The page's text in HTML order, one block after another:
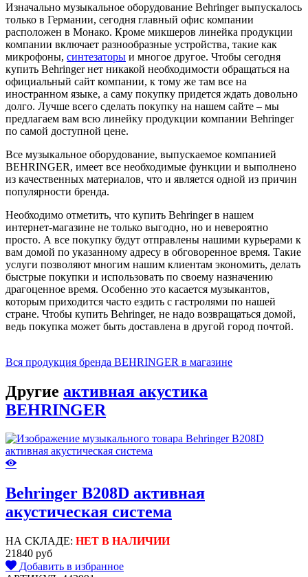
Изначально музыкальное оборудование Behringer выпускалось
только в Германии, сегодня главный офис компании
расположен в Монако. Кроме микшеров линейка продукции
компании включает разнообразные устройства, такие как
микрофоны, синтезаторы и многое другое. Чтобы сегодня
купить Behringer нет никакой необходимости обращаться на
официальный сайт компании, к тому же там все на
иностранном языке, а саму покупку придется ждать довольно
долго. Лучше всего сделать покупку на нашем сайте – мы
предлагаем вам всю линейку продукции компании Behringer
по самой доступной цене.
Все музыкальное оборудование, выпускаемое компанией
BEHRINGER, имеет все необходимые функции и выполнено
из качественных материалов, что и является одной из причин
популярности бренда.
Необходимо отметить, что купить Behringer в нашем
интернет-магазине не только выгодно, но и невероятно
просто. А все покупку будут отправлены нашими курьерами к
вам домой по указанному адресу в обговоренное время. Такие
услуги позволяют многим нашим клиентам экономить, делать
быстрые покупки и использовать по своему назначению
драгоценное время. Особенно это касается музыкантов,
которым приходится часто ездить с гастролями по нашей
стране. Чтобы купить Behringer, не надо возвращаться домой,
ведь покупка может быть доставлена в другой город почтой.
Вся продукция бренда BEHRINGER в магазине
Другие активная акустика
BEHRINGER
Behringer B208D активная
акустическая система
НА СКЛАДЕ: НЕТ В НАЛИЧИИ
21840 руб
Добавить в избранное